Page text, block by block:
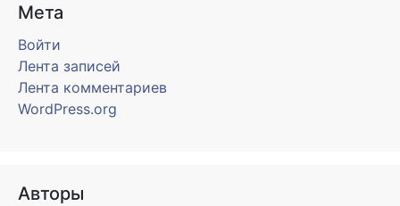
Мета
Войти
Лента записей
Лента комментариев
WordPress.org
Авторы